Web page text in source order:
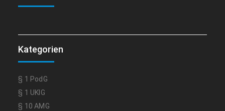
Kategorien
§ 1 PodG
§ 1 UKlG
§ 10 AMG